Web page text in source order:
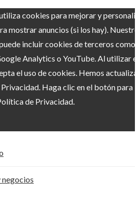
cookies para mejorar y
mostrar anuncios (si los hay). Nuestro
incluir cookies de terceros como
Analytics o YouTube. Al utilizar el
el uso de cookies. Hemos
Haga clic en el botón para
de Privacidad.
negocios